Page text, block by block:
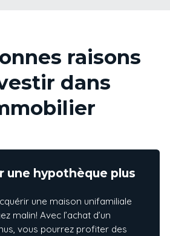
raisons
dans
une hypothèque plus
une maison unifamiliale
malin! Avec l’achat d’un
vous pourrez profiter des